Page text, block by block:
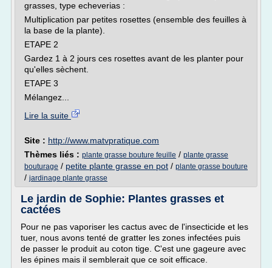
grasses, type echeverias :
Multiplication par petites rosettes (ensemble des feuilles à
la base de la plante).
ETAPE 2
Gardez 1 à 2 jours ces rosettes avant de les planter pour
qu'elles sèchent.
ETAPE 3
Mélangez...
Lire la suite
Site : http://www.matvpratique.com
Thèmes liés : plante grasse bouture feuille / plante grasse
bouturage / petite plante grasse en pot / plante grasse bouture
/ jardinage plante grasse
Le jardin de Sophie: Plantes grasses et
cactées
Pour ne pas vaporiser les cactus avec de l'insecticide et les
tuer, nous avons tenté de gratter les zones infectées puis
de passer le produit au coton tige. C'est une gageure avec
les épines mais il semblerait que ce soit efficace.